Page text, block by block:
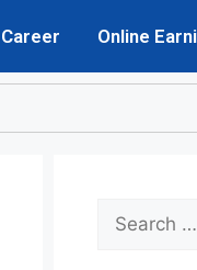
Career Online